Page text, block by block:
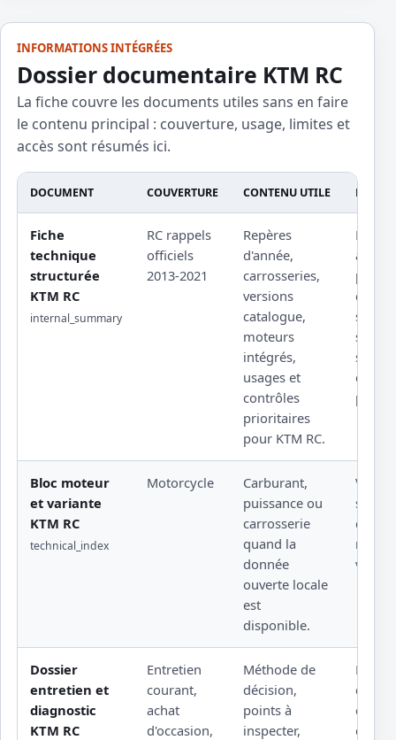
INFORMATIONS INTÉGRÉES
Dossier documentaire KTM RC
La fiche couvre les documents utiles sans en faire
le contenu principal : couverture, usage, limites et
accès sont résumés ici.
DOCUMENT COUVERTURE CONTENU UTILE
Fiche
technique
structurée
KTM RC
internal_summary
RC rappels
officiels
2013-2021
Repères
d'année,
carrosseries,
versions
catalogue,
moteurs
intégrés,
usages et
contrôles
prioritaires
pour KTM RC.
atelier
Bloc moteur
et variante
KTM RC
technical_index
Motorcycle
Carburant,
puissance ou
carrosserie
quand la
donnée
ouverte locale
est
disponible.
Dossier
entretien et
diagnostic
KTM RC
Entretien
courant,
achat
d'occasion,
Méthode de
décision,
points à
inspecter,
d'une
d'un